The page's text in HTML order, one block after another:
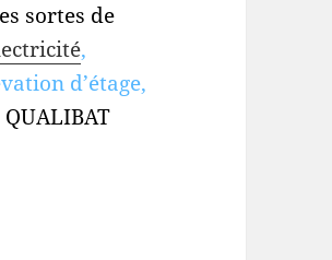
sortes de
,
d’étage,